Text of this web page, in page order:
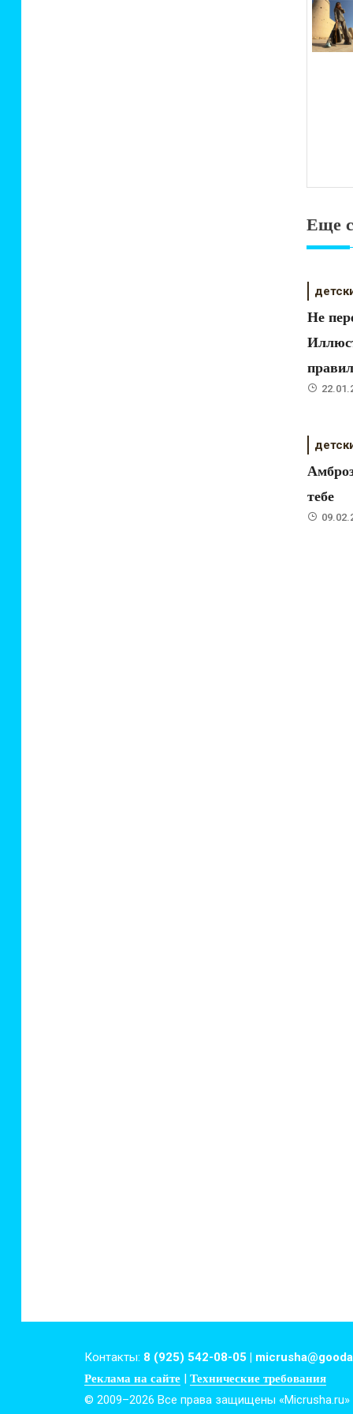
Еще
Не
тебе
Контакты: 8 (925) 542-08-05 |
Реклама на сайте | Технические требования
© 2009–2026 Все права защищены «Micrusha.ru»